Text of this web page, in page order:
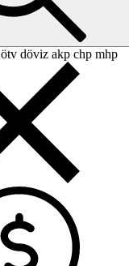
ötv döviz akp chp mhp